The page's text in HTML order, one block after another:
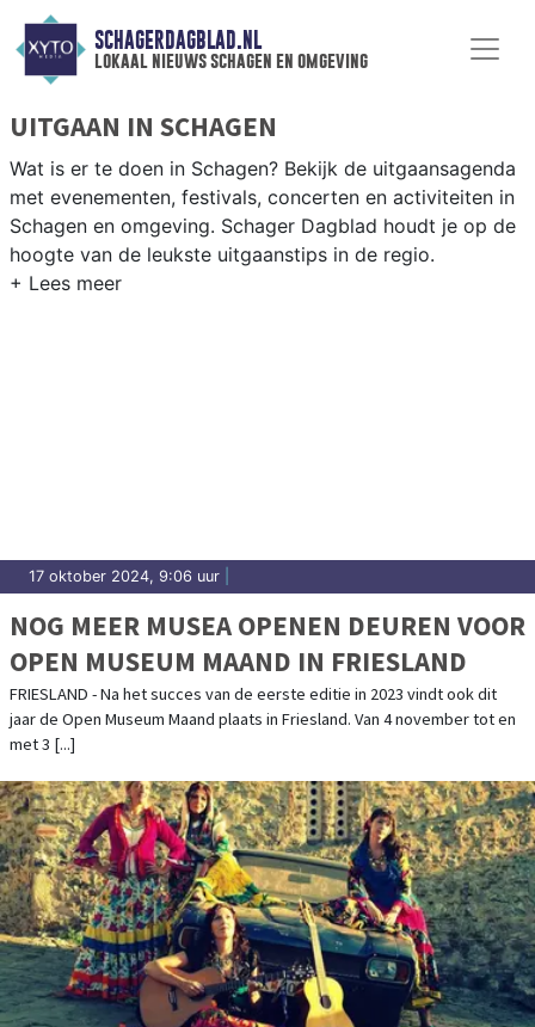
SCHAGERDAGBLAD.NL
lokaal nieuws schagen en omgeving
UITGAAN IN SCHAGEN
Wat is er te doen in Schagen? Bekijk de uitgaansagenda
met evenementen, festivals, concerten en activiteiten in
Schagen en omgeving. Schager Dagblad houdt je op de
hoogte van de leukste uitgaanstips in de regio.
17 oktober 2024, 9:06 uur
NOG MEER MUSEA OPENEN DEUREN VOOR
OPEN MUSEUM MAAND IN FRIESLAND
FRIESLAND - Na het succes van de eerste editie in 2023 vindt ook dit
jaar de Open Museum Maand plaats in Friesland. Van 4 november tot en
met 3 [...]